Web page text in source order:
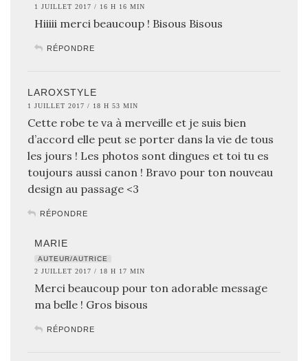
1 JUILLET 2017 / 16 H 16 MIN
Hiiiii merci beaucoup ! Bisous Bisous
RÉPONDRE
LAROXSTYLE
1 JUILLET 2017 / 18 H 53 MIN
Cette robe te va à merveille et je suis bien
d’accord elle peut se porter dans la vie de tous
les jours ! Les photos sont dingues et toi tu es
toujours aussi canon ! Bravo pour ton nouveau
design au passage <3
RÉPONDRE
MARIE
AUTEUR/AUTRICE
2 JUILLET 2017 / 18 H 17 MIN
Merci beaucoup pour ton adorable message
ma belle ! Gros bisous
RÉPONDRE